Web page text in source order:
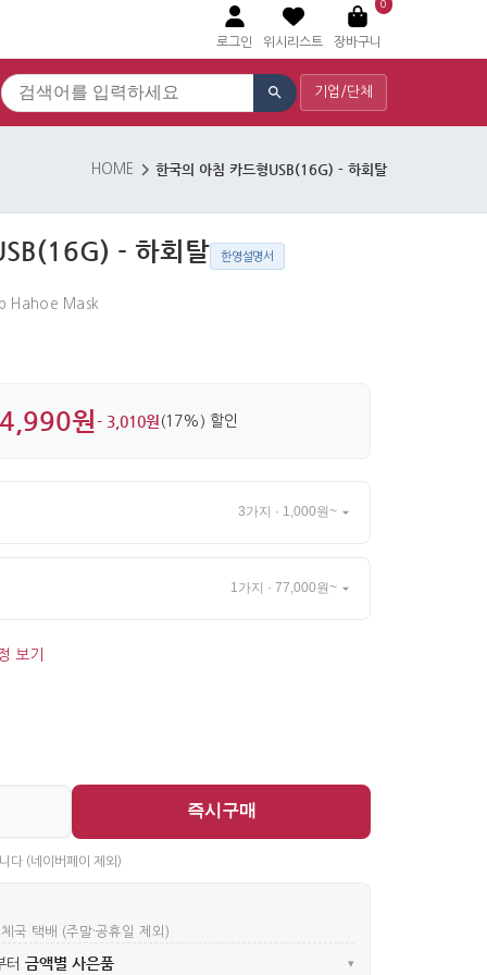
로그인 위시리스트
0
장바구니
기업/단체
HOME 한국의 아침 카드형USB(16G) - 하회탈
- 하회탈 한영설명서
Hahoe Mask
원 - 3,010원 (17%) 할인
3가지 · 1,000원~
1가지 · 77,000원~
보기
즉시구매
다 (네이버페이 제외)
국 택배 (주말·공휴일 제외)
터 금액별 사은품 ▾